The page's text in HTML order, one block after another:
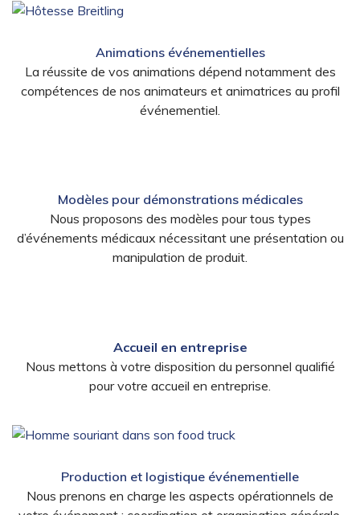
Animations événementielles
La réussite de vos animations dépend notamment des
compétences de nos animateurs et animatrices au profil
événementiel.
Modèles pour démonstrations médicales
Nous proposons des modèles pour tous types
d’événements médicaux nécessitant une présentation ou
manipulation de produit.
Accueil en entreprise
Nous mettons à votre disposition du personnel qualifié
pour votre accueil en entreprise.
Production et logistique événementielle
Nous prenons en charge les aspects opérationnels de